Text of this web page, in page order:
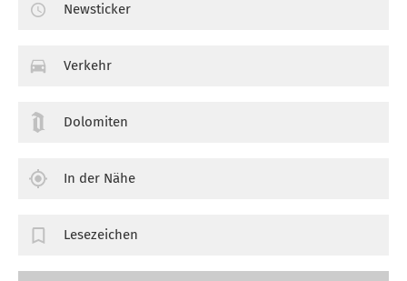
Newsticker
Verkehr
Dolomiten
In der Nähe
Lesezeichen